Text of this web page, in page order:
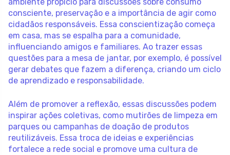
ambiente propício para discussões sobre consumo
consciente, preservação e a importância de agir como
cidadãos responsáveis. Essa conscientização começa
em casa, mas se espalha para a comunidade,
influenciando amigos e familiares. Ao trazer essas
questões para a mesa de jantar, por exemplo, é possível
gerar debates que fazem a diferença, criando um ciclo
de aprendizado e responsabilidade.
Além de promover a reflexão, essas discussões podem
inspirar ações coletivas, como mutirões de limpeza em
parques ou campanhas de doação de produtos
reutilizáveis. Essa troca de ideias e experiências
fortalece a rede social e promove uma cultura de